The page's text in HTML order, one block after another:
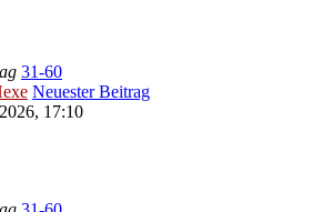
31-60
Neuester Beitrag
17:10